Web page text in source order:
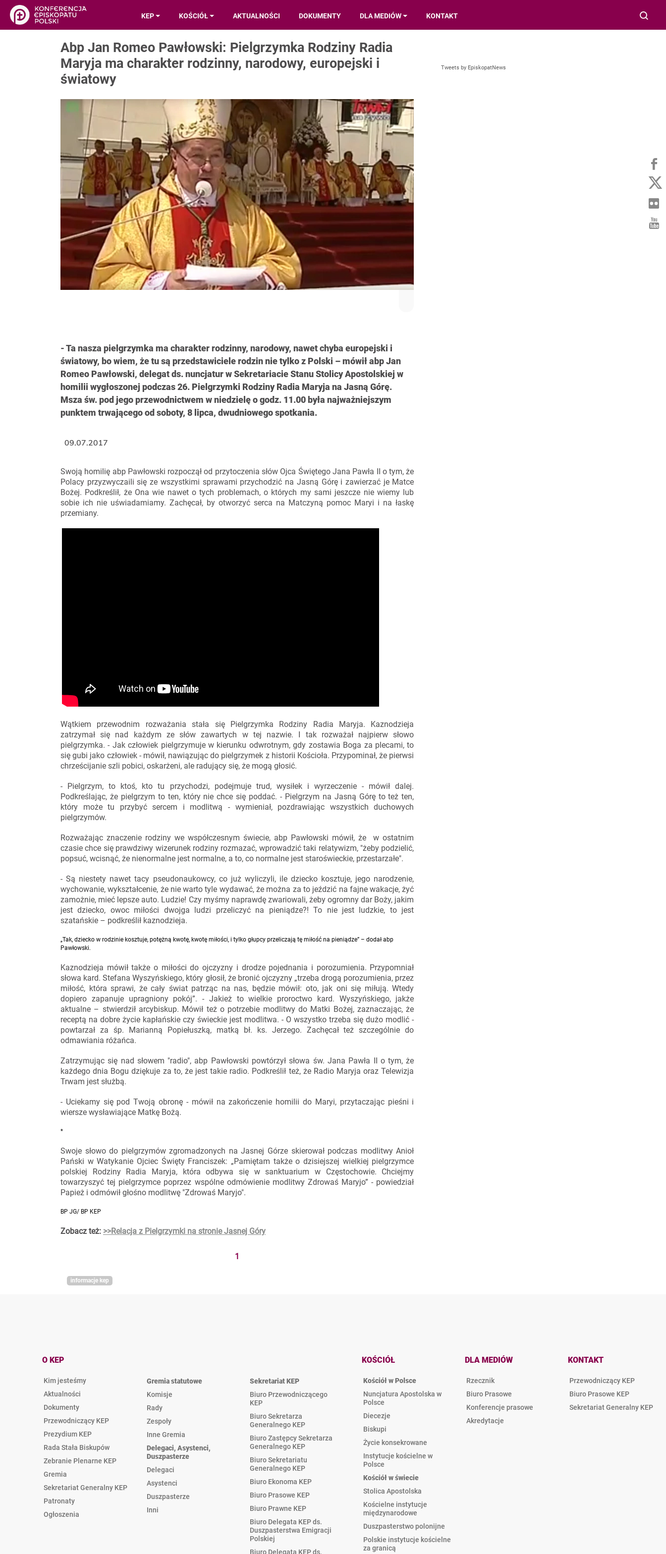
KEP KOŚCIÓŁ AKTUALNOŚCI DOKUMENTY DLA MEDIÓW KONTAKT
Abp Jan Romeo Pawłowski: Pielgrzymka Rodziny Radia
Maryja ma charakter rodzinny, narodowy, europejski i
światowy
- Ta nasza pielgrzymka ma charakter rodzinny, narodowy, nawet chyba europejski i
światowy, bo wiem, że tu są przedstawiciele rodzin nie tylko z Polski – mówił abp Jan
Romeo Pawłowski, delegat ds. nuncjatur w Sekretariacie Stanu Stolicy Apostolskiej w
homilii wygłoszonej podczas 26. Pielgrzymki Rodziny Radia Maryja na Jasną Górę.
Msza św. pod jego przewodnictwem w niedzielę o godz. 11.00 była najważniejszym
punktem trwającego od soboty, 8 lipca, dwudniowego spotkania.
Swoją homilię abp Pawłowski rozpoczął od przytoczenia słów Ojca Świętego Jana Pawła II o tym, że
Polacy przyzwyczaili się ze wszystkimi sprawami przychodzić na Jasną Górę i zawierzać je Matce
Bożej. Podkreślił, że Ona wie nawet o tych problemach, o których my sami jeszcze nie wiemy lub
sobie ich nie uświadamiamy. Zachęcał, by otworzyć serca na Matczyną pomoc Maryi i na łaskę
przemiany.
Wątkiem przewodnim rozważania stała się Pielgrzymka Rodziny Radia Maryja. Kaznodzieja
zatrzymał się nad każdym ze słów zawartych w tej nazwie. I tak rozważał najpierw słowo
pielgrzymka. - Jak człowiek pielgrzymuje w kierunku odwrotnym, gdy zostawia Boga za plecami, to
się gubi jako człowiek - mówił, nawiązując do pielgrzymek z historii Kościoła. Przypominał, że pierwsi
chrześcijanie szli pobici, oskarżeni, ale radujący się, że mogą głosić.
- Pielgrzym, to ktoś, kto tu przychodzi, podejmuje trud, wysiłek i wyrzeczenie - mówił dalej.
Podkreślając, że pielgrzym to ten, który nie chce się poddać. - Pielgrzym na Jasną Górę to też ten,
który może tu przybyć sercem i modlitwą - wymieniał, pozdrawiając wszystkich duchowych
pielgrzymów.
Rozważając znaczenie rodziny we współczesnym świecie, abp Pawłowski mówił, że w ostatnim
czasie chce się prawdziwy wizerunek rodziny rozmazać, wprowadzić taki relatywizm, "żeby podzielić,
popsuć, wcisnąć, że nienormalne jest normalne, a to, co normalne jest staroświeckie, przestarzałe".
- Są niestety nawet tacy pseudonaukowcy, co już wyliczyli, ile dziecko kosztuje, jego narodzenie,
wychowanie, wykształcenie, że nie warto tyle wydawać, że można za to jeździć na fajne wakacje, żyć
zamożnie, mieć lepsze auto. Ludzie! Czy myśmy naprawdę zwariowali, żeby ogromny dar Boży, jakim
jest dziecko, owoc miłości dwojga ludzi przeliczyć na pieniądze?! To nie jest ludzkie, to jest
szatańskie – podkreślił kaznodzieja.
„Tak, dziecko w rodzinie kosztuje, potężną kwotę, kwotę miłości, i tylko głupcy przeliczają tę miłość na pieniądze” – dodał abp
Pawłowski.
Kaznodzieja mówił także o miłości do ojczyzny i drodze pojednania i porozumienia. Przypomniał
słowa kard. Stefana Wyszyńskiego, który głosił, że bronić ojczyzny „trzeba drogą porozumienia, przez
miłość, która sprawi, że cały świat patrząc na nas, będzie mówił: oto, jak oni się miłują. Wtedy
dopiero zapanuje upragniony pokój”. - Jakież to wielkie proroctwo kard. Wyszyńskiego, jakże
aktualne – stwierdził arcybiskup. Mówił też o potrzebie modlitwy do Matki Bożej, zaznaczając, że
receptą na dobre życie kapłańskie czy świeckie jest modlitwa. - O wszystko trzeba się dużo modlić -
powtarzał za śp. Marianną Popiełuszką, matką bł. ks. Jerzego. Zachęcał też szczególnie do
odmawiania różańca.
Zatrzymując się nad słowem "radio", abp Pawłowski powtórzył słowa św. Jana Pawła II o tym, że
każdego dnia Bogu dziękuje za to, że jest takie radio. Podkreślił też, że Radio Maryja oraz Telewizja
Trwam jest służbą.
- Uciekamy się pod Twoją obronę - mówił na zakończenie homilii do Maryi, przytaczając pieśni i
wiersze wysławiające Matkę Bożą.
*
Swoje słowo do pielgrzymów zgromadzonych na Jasnej Górze skierował podczas modlitwy Anioł
Pański w Watykanie Ojciec Święty Franciszek: „Pamiętam także o dzisiejszej wielkiej pielgrzymce
polskiej Rodziny Radia Maryja, która odbywa się w sanktuarium w Częstochowie. Chciejmy
towarzyszyć tej pielgrzymce poprzez wspólne odmówienie modlitwy Zdrowaś Maryjo” - powiedział
Papież i odmówił głośno modlitwę "Zdrowaś Maryjo".
BP JG/ BP KEP
Zobacz też: >>Relacja z Pielgrzymki na stronie Jasnej Góry
1
09.07.2017
informacje kep
Tweets by EpiskopatNews
O KEP
Kim jesteśmy
Aktualności
Dokumenty
Przewodniczący KEP
Prezydium KEP
Rada Stała Biskupów
Zebranie Plenarne KEP
Gremia
Sekretariat Generalny KEP
Patronaty
Ogłoszenia
Gremia statutowe
Komisje
Rady
Zespoły
Inne Gremia
Delegaci, Asystenci,
Duszpasterze
Delegaci
Asystenci
Duszpasterze
Inni
Sekretariat KEP
Biuro Przewodniczącego
KEP
Biuro Sekretarza
Generalnego KEP
Biuro Zastępcy Sekretarza
Generalnego KEP
Biuro Sekretariatu
Generalnego KEP
Biuro Ekonoma KEP
Biuro Prasowe KEP
Biuro Prawne KEP
Biuro Delegata KEP ds.
Duszpasterstwa Emigracji
Polskiej
Biuro Delegata KEP ds.
KOŚCIÓŁ
Kościół w Polsce
Nuncjatura Apostolska w
Polsce
Diecezje
Biskupi
Życie konsekrowane
Instytucje kościelne w
Polsce
Kościół w świecie
Stolica Apostolska
Kościelne instytucje
międzynarodowe
Duszpasterstwo polonijne
Polskie instytucje kościelne
za granicą
DLA MEDIÓW
Rzecznik
Biuro Prasowe
Konferencje prasowe
Akredytacje
KONTAKT
Przewodniczący KEP
Biuro Prasowe KEP
Sekretariat Generalny KEP